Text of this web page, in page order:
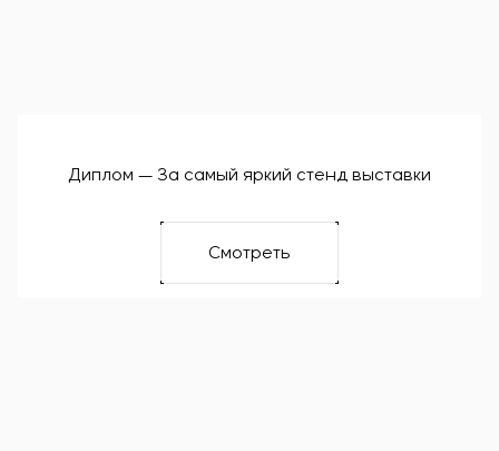
Диплом — За самый яркий стенд выставки
Смотреть